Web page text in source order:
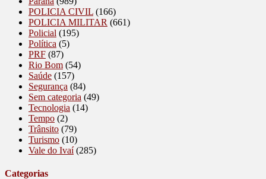
POLICIA CIVIL (166)
POLICIA MILITAR (661)
Policial (195)
Política (5)
PRF (87)
Rio Bom (54)
Saúde (157)
Segurança (84)
Sem categoria (49)
Tecnologia (14)
Tempo (2)
Trânsito (79)
Turismo (10)
Vale do Ivaí(285)
Categorias